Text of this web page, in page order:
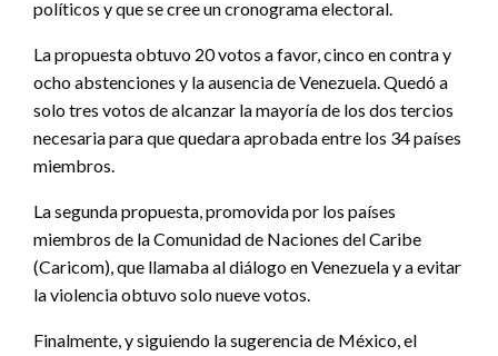
políticos y que se cree un cronograma electoral.
La propuesta obtuvo 20 votos a favor, cinco en contra y
ocho abstenciones y la ausencia de Venezuela. Quedó a
solo tres votos de alcanzar la mayoría de los dos tercios
necesaria para que quedara aprobada entre los 34 países
miembros.
La segunda propuesta, promovida por los países
miembros de la Comunidad de Naciones del Caribe
(Caricom), que llamaba al diálogo en Venezuela y a evitar
la violencia obtuvo solo nueve votos.
Finalmente, y siguiendo la sugerencia de México, el